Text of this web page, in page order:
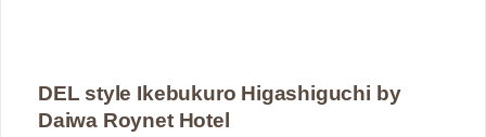
DEL style Ikebukuro Higashiguchi by
Daiwa Roynet Hotel